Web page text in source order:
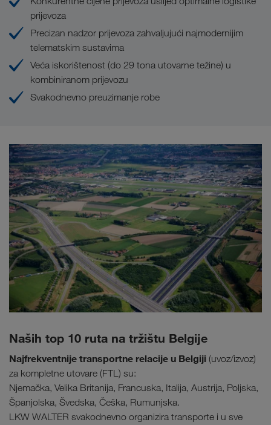
prijevoza
Precizan nadzor prijevoza zahvaljujući najmodernijim
telematskim sustavima
Veća iskorištenost (do 29 tona utovarne težine) u
kombiniranom prijevozu
Svakodnevno preuzimanje robe
Naših top 10 ruta na tržištu Belgije
Najfrekventnije transportne relacije u Belgiji (uvoz/izvoz)
za kompletne utovare (FTL) su:
Njemačka, Velika Britanija, Francuska, Italija, Austrija, Poljska,
Španjolska, Švedska, Češka, Rumunjska.
LKW WALTER svakodnevno organizira transporte i u sve